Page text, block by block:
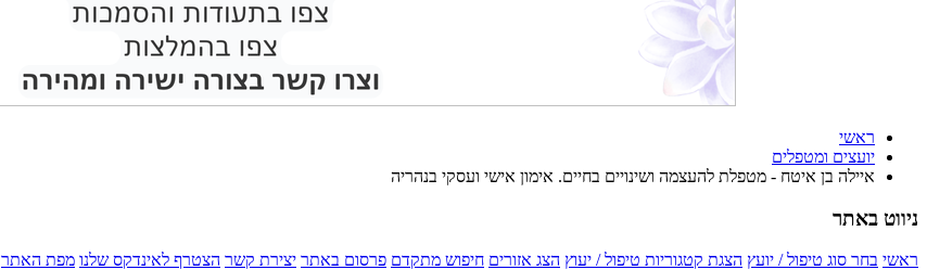
ראשי
יועצים ומטפלים
איילה בן איטח - מטפלת להעצמה ושינויים בחיים. אימון אישי ועסקי בנהריה
ניווט באתר
ראשי בחר סוג טיפול / יועץ הצגת קטגוריות טיפול / יעוץ הצג אזורים חיפוש מתקדם פרסום באתר יצירת קשר הצטרף לאינדקס שלנו מפת האתר